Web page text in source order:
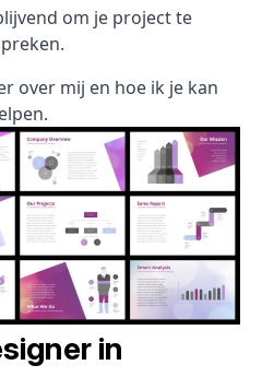
om je project te
over mij en hoe ik je kan
in